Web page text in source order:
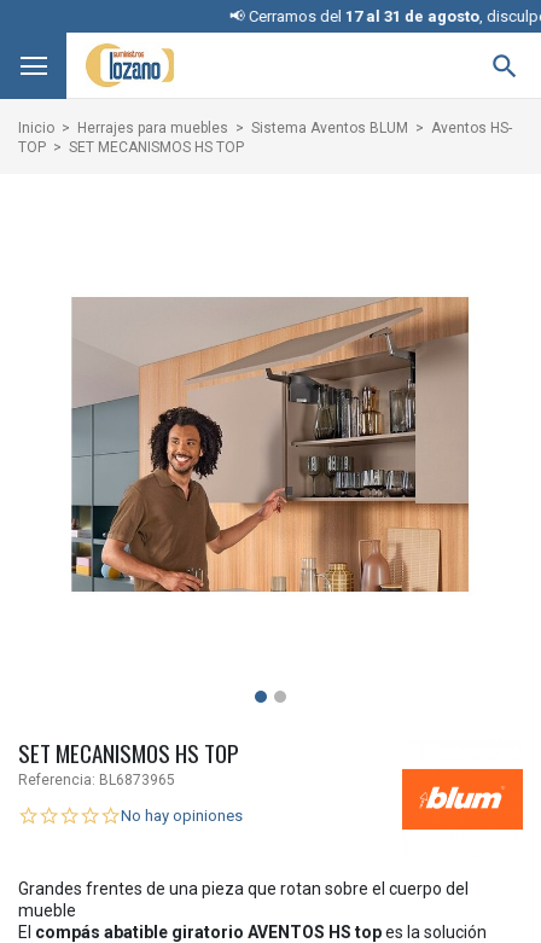
📢 Cerramos del 17 al 31 de agosto, disculpe

Inicio Herrajes para muebles Sistema Aventos BLUM
Aventos HS-
TOP
SET MECANISMOS HS TOP
SET MECANISMOS HS TOP
Referencia: BL6873965
No hay opiniones
Grandes frentes de una pieza que rotan sobre el cuerpo del
mueble
El compás abatible giratorio AVENTOS HS topes la solución